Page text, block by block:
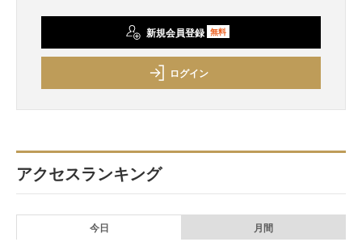
新規会員登録 無料
ログイン
アクセスランキング
今日 月間